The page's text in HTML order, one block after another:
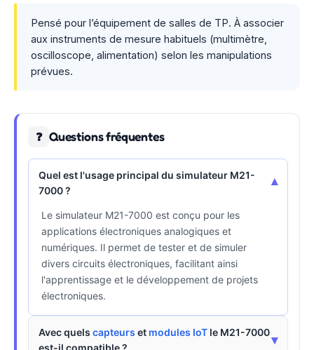
Pensé pour l’équipement de salles de TP. À associer
aux instruments de mesure habituels (multimètre,
oscilloscope, alimentation) selon les manipulations
prévues.
❓ Questions fréquentes
Quel est l'usage principal du simulateur M21-
7000 ?
▾
Le simulateur M21-7000 est conçu pour les
applications électroniques analogiques et
numériques. Il permet de tester et de simuler
divers circuits électroniques, facilitant ainsi
l'apprentissage et le développement de projets
électroniques.
Avec quels capteurs et modules IoT le M21-7000
▾